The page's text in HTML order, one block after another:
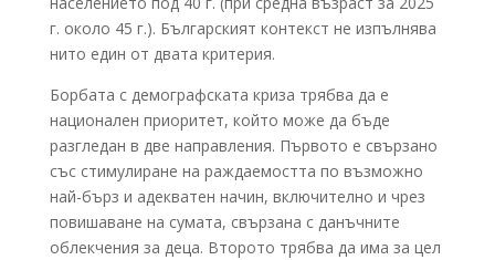
г. около 45 г.). Българският контекст не изпълнява
нито един от двата критерия.
Борбата с демографската криза трябва да е
национален приоритет, който може да бъде
разгледан в две направления. Първото е свързано
със стимулиране на раждаемостта по възможно
най-бърз и адекватен начин, включително и чрез
повишаване на сумата, свързана с данъчните
облекчения за деца. Второто трябва да има за цел